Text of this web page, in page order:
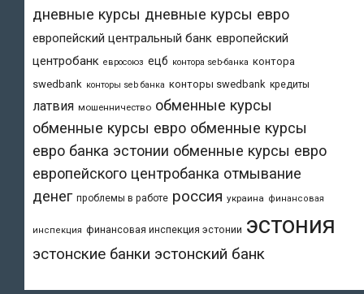
дневные курсы дневные курсы евро
европейский центральный банк европейский
центробанк евросоюз ецб контора seb-банка контора
swedbank конторы seb банка конторы swedbank кредиты
латвия мошенничество обменные курсы
обменные курсы евро обменные курсы
евро банка эстонии обменные курсы евро
европейского центробанка отмывание
денег проблемы в работе россия украина финансовая
инспекция финансовая инспекция эстонии эстония
эстонские банки эстонский банк